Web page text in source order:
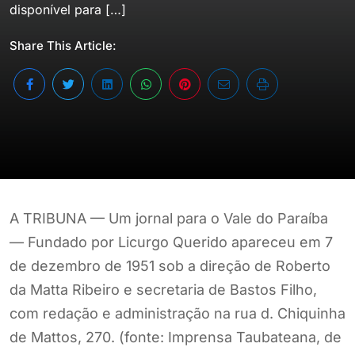
disponível para […]
Share This Article:
A TRIBUNA — Um jornal para o Vale do Paraíba
— Fundado por Licurgo Querido apareceu em 7
de dezembro de 1951 sob a direção de Roberto
da Matta Ribeiro e secretaria de Bastos Filho,
com redação e administração na rua d. Chiquinha
de Mattos, 270. (fonte: Imprensa Taubateana, de